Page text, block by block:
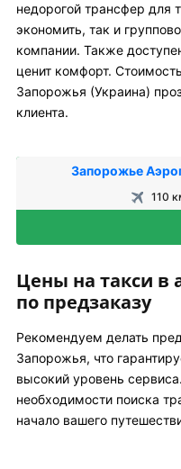
недорогой трансфер для
экономить, так и
компании. Также
ценит комфорт.
Запорожья (Украина)
клиента.
Запорожье
110
Цены на такси в
по предзаказу
Рекомендуем делать
Запорожья, что
высокий уровень
необходимости поиска
начало вашего